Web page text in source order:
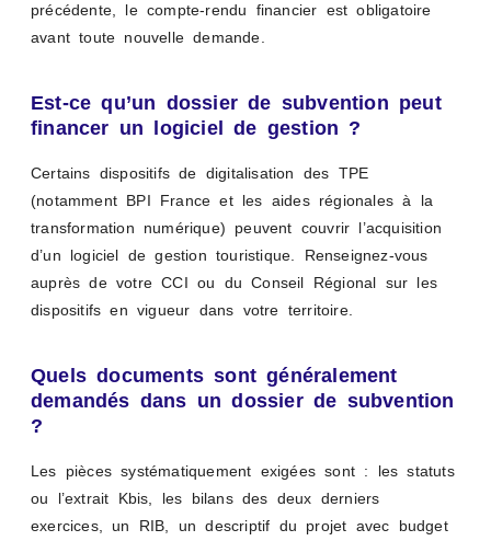
précédente, le compte-rendu financier est obligatoire
avant toute nouvelle demande.
Est-ce qu’un dossier de subvention peut
financer un logiciel de gestion ?
Certains dispositifs de digitalisation des TPE
(notamment BPI France et les aides régionales à la
transformation numérique) peuvent couvrir l’acquisition
d’un logiciel de gestion touristique. Renseignez-vous
auprès de votre CCI ou du Conseil Régional sur les
dispositifs en vigueur dans votre territoire.
Quels documents sont généralement
demandés dans un dossier de subvention
?
Les pièces systématiquement exigées sont : les statuts
ou l’extrait Kbis, les bilans des deux derniers
exercices, un RIB, un descriptif du projet avec budget